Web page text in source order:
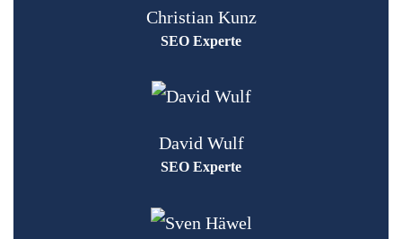
Christian Kunz
SEO Experte
David Wulf
SEO Experte